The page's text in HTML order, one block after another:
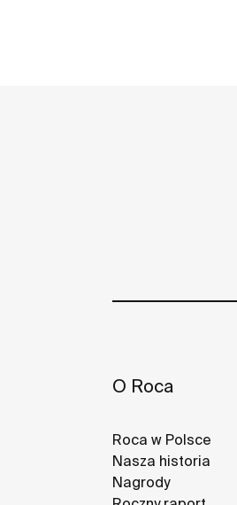
O Roca
Roca w Polsce
Nasza historia
Nagrody